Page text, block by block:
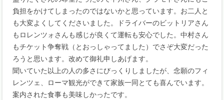
負担をかけてしまったのではないかと思っています。お二人と
も大変よくしてくださいました。ドライバーのビットリアさん
もロレンツォさんも感じが良くて運転も安心でした。中村さん
もチケット争奪戦（とおっしゃってました）でさぞ大変だった
ろうと思います。改めて御礼申しあげます。
聞いていた以上の人の多さにびっくりしましたが、念願のフィ
レンツェ、ローマ観光ができて家族一同とても喜んでいます。
案内された食事も美味しかったです。